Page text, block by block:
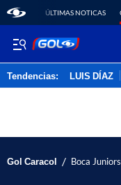
ÚLTIMAS NOTICAS
Tendencias: LUIS DÍAZ
Gol Caracol / Boca